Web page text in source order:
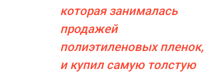
которая занималась
продажей
полиэтиленовых пленок,
и купил самую толстую